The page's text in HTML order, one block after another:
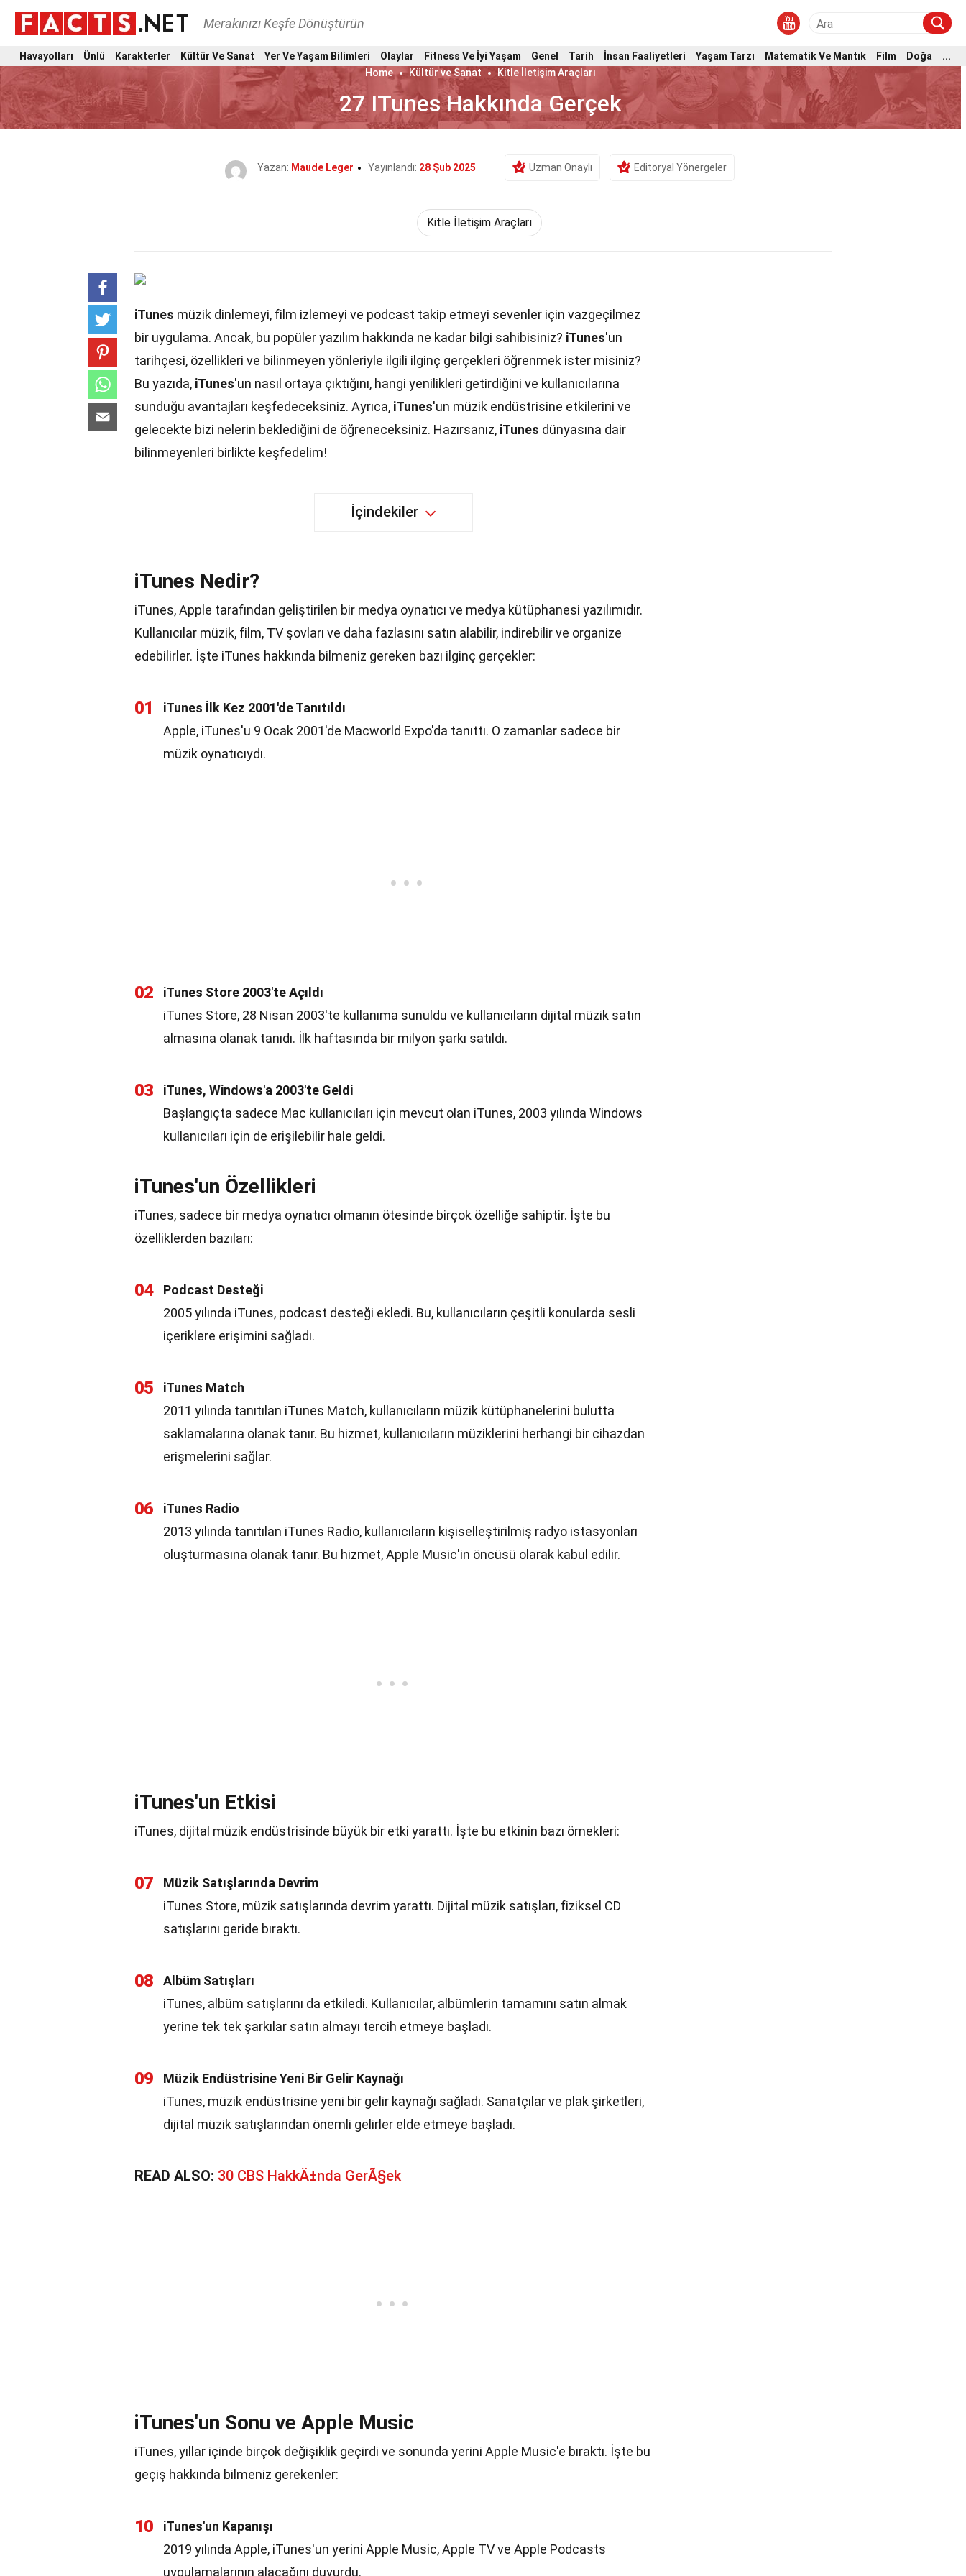
Merakınızı Keşfe Dönüştürün
Havayolları Ünlü Karakterler Kültür Ve Sanat Yer Ve Yaşam Bilimleri Olaylar Fitness Ve İyi Yaşam Genel Tarih İnsan Faaliyetleri Yaşam Tarzı Matematik Ve Mantık Film Doğa
...
Home
Kültür ve Sanat Kitle İletişim Araçları
27 ITunes Hakkında Gerçek
Yazan: Maude Leger Yayınlandı: 28 Şub 2025 Uzman Onaylı Editoryal Yönergeler
Kitle İletişim Araçları
iTunes müzik dinlemeyi, film izlemeyi ve podcast takip etmeyi sevenler için vazgeçilmez
bir uygulama. Ancak, bu popüler yazılım hakkında ne kadar bilgi sahibisiniz? iTunes'un
tarihçesi, özellikleri ve bilinmeyen yönleriyle ilgili ilginç gerçekleri öğrenmek ister misiniz?
Bu yazıda, iTunes'un nasıl ortaya çıktığını, hangi yenilikleri getirdiğini ve kullanıcılarına
sunduğu avantajları keşfedeceksiniz. Ayrıca, iTunes'un müzik endüstrisine etkilerini ve
gelecekte bizi nelerin beklediğini de öğreneceksiniz. Hazırsanız, iTunes dünyasına dair
bilinmeyenleri birlikte keşfedelim!
İçindekiler
iTunes Nedir?
iTunes, Apple tarafından geliştirilen bir medya oynatıcı ve medya kütüphanesi yazılımıdır.
Kullanıcılar müzik, film, TV şovları ve daha fazlasını satın alabilir, indirebilir ve organize
edebilirler. İşte iTunes hakkında bilmeniz gereken bazı ilginç gerçekler:
01
iTunes İlk Kez 2001'de Tanıtıldı
Apple, iTunes'u 9 Ocak 2001'de Macworld Expo'da tanıttı. O zamanlar sadece bir
müzik oynatıcıydı.
02
iTunes Store 2003'te Açıldı
iTunes Store, 28 Nisan 2003'te kullanıma sunuldu ve kullanıcıların dijital müzik satın
almasına olanak tanıdı. İlk haftasında bir milyon şarkı satıldı.
03
iTunes, Windows'a 2003'te Geldi
Başlangıçta sadece Mac kullanıcıları için mevcut olan iTunes, 2003 yılında Windows
kullanıcıları için de erişilebilir hale geldi.
iTunes'un Özellikleri
iTunes, sadece bir medya oynatıcı olmanın ötesinde birçok özelliğe sahiptir. İşte bu
özelliklerden bazıları:
04
Podcast Desteği
2005 yılında iTunes, podcast desteği ekledi. Bu, kullanıcıların çeşitli konularda sesli
içeriklere erişimini sağladı.
05
iTunes Match
2011 yılında tanıtılan iTunes Match, kullanıcıların müzik kütüphanelerini bulutta
saklamalarına olanak tanır. Bu hizmet, kullanıcıların müziklerini herhangi bir cihazdan
erişmelerini sağlar.
06
iTunes Radio
2013 yılında tanıtılan iTunes Radio, kullanıcıların kişiselleştirilmiş radyo istasyonları
oluşturmasına olanak tanır. Bu hizmet, Apple Music'in öncüsü olarak kabul edilir.
iTunes'un Etkisi
iTunes, dijital müzik endüstrisinde büyük bir etki yarattı. İşte bu etkinin bazı örnekleri:
07
Müzik Satışlarında Devrim
iTunes Store, müzik satışlarında devrim yarattı. Dijital müzik satışları, fiziksel CD
satışlarını geride bıraktı.
08
Albüm Satışları
iTunes, albüm satışlarını da etkiledi. Kullanıcılar, albümlerin tamamını satın almak
yerine tek tek şarkılar satın almayı tercih etmeye başladı.
09
Müzik Endüstrisine Yeni Bir Gelir Kaynağı
iTunes, müzik endüstrisine yeni bir gelir kaynağı sağladı. Sanatçılar ve plak şirketleri,
dijital müzik satışlarından önemli gelirler elde etmeye başladı.
READ ALSO: 30 CBS HakkÄ±nda GerÃ§ek
iTunes'un Sonu ve Apple Music
iTunes, yıllar içinde birçok değişiklik geçirdi ve sonunda yerini Apple Music'e bıraktı. İşte bu
geçiş hakkında bilmeniz gerekenler:
10
iTunes'un Kapanışı
2019 yılında Apple, iTunes'un yerini Apple Music, Apple TV ve Apple Podcasts
uygulamalarının alacağını duyurdu.